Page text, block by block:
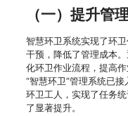
（一）提升管
智慧环卫系统实现了环
干预，降低了管理成本
化环卫作业流程，提高
“智慧环卫”管理系统已
环卫工人，实现了任务
了显著提升。